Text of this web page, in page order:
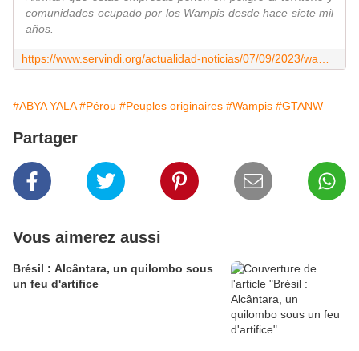
comunidades ocupado por los Wampis desde hace siete mil
años.
#ABYA YALA #Pérou #Peuples originaires #Wampis #GTANW
Partager
Vous aimerez aussi
Brésil : Alcântara, un quilombo sous
un feu d'artifice